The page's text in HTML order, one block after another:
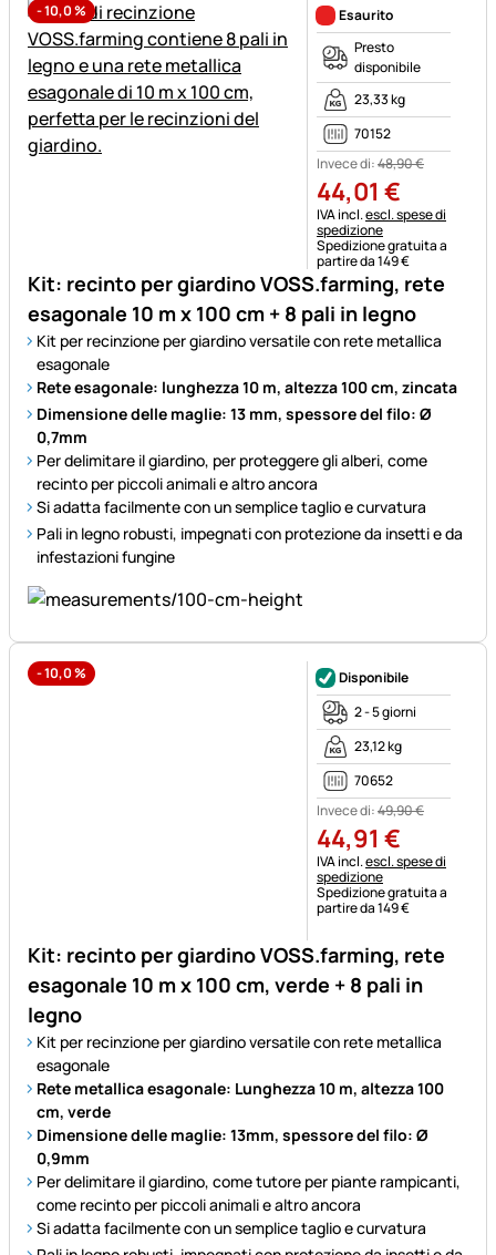
-10,0%
Kit: recinto per giardino VOSS.farming, rete
esagonale 10 m x 100 cm + 8 pali in legno
Kit per recinzione per giardino versatile con rete metallica
esagonale
Rete esagonale: lunghezza 10 m, altezza 100 cm, zincata
Dimensione delle maglie: 13 mm, spessore del filo: Ø
0,7mm
Per delimitare il giardino, per proteggere gli alberi, come
recinto per piccoli animali e altro ancora
Si adatta facilmente con un semplice taglio e curvatura
Pali in legno robusti, impegnati con protezione da insetti e da
infestazioni fungine
Esaurito
Presto
disponibile
23,33 kg
70152
Invece di:48,90€
44,01 €
Informazioni fiscali:
IVA incl.escl. spese di
spedizione
Spedizione gratuita a
partire da 149 €
-10,0%
Kit: recinto per giardino VOSS.farming, rete
esagonale 10 m x 100 cm, verde + 8 pali in
legno
Kit per recinzione per giardino versatile con rete metallica
esagonale
Rete metallica esagonale: Lunghezza 10 m, altezza 100
cm, verde
Dimensione delle maglie: 13mm, spessore del filo: Ø
0,9mm
Per delimitare il giardino, come tutore per piante rampicanti,
come recinto per piccoli animali e altro ancora
Si adatta facilmente con un semplice taglio e curvatura
Disponibile
2 - 5 giorni
23,12 kg
70652
Invece di:49,90€
44,91 €
Informazioni fiscali:
IVA incl.escl. spese di
spedizione
Spedizione gratuita a
partire da 149 €